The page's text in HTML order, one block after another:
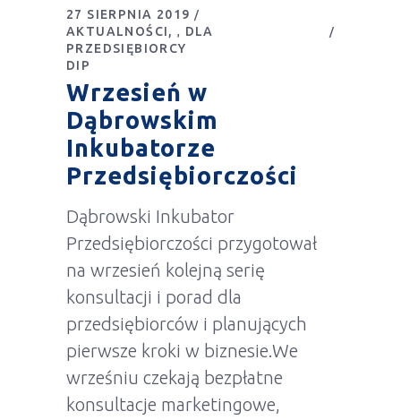
27 SIERPNIA 2019
AKTUALNOŚCI
,
DLA
PRZEDSIĘBIORCY
DIP
Wrzesień w
Dąbrowskim
Inkubatorze
Przedsiębiorczości
Dąbrowski Inkubator
Przedsiębiorczości przygotował
na wrzesień kolejną serię
konsultacji i porad dla
przedsiębiorców i planujących
pierwsze kroki w biznesie.We
wrześniu czekają bezpłatne
konsultacje marketingowe,